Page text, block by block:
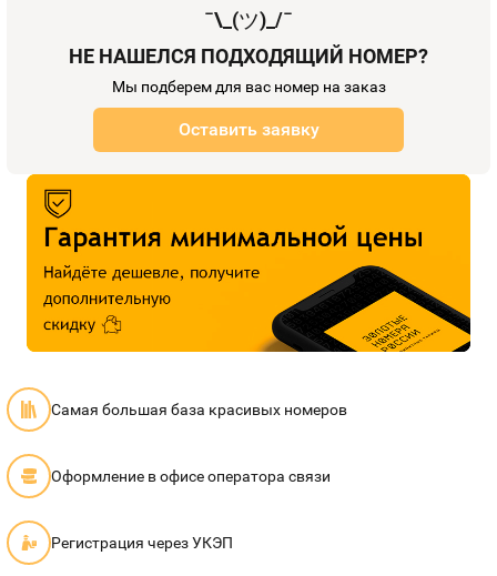
¯\_(ツ)_/¯
НЕ НАШЕЛСЯ ПОДХОДЯЩИЙ НОМЕР?
Мы подберем для вас номер на заказ
Оставить заявку
Самая большая база красивых номеров
Оформление в офисе оператора связи
Регистрация через УКЭП